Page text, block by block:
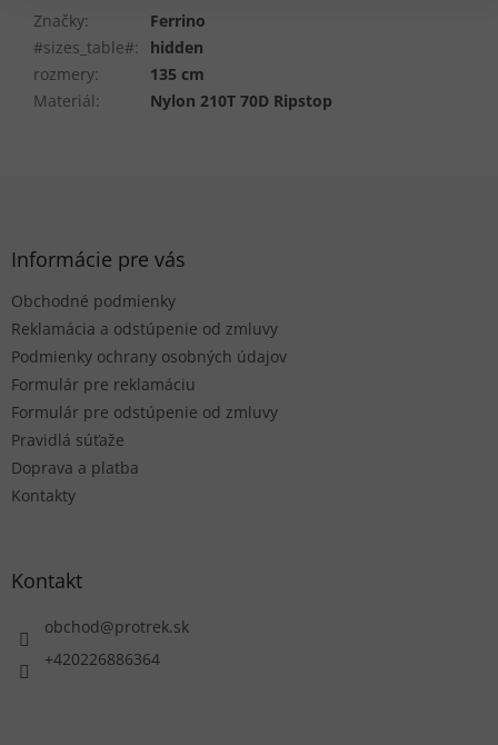
Značky:
Ferrino
#sizes_table#:
hidden
rozmery:
135 cm
Materiál: Nylon 210T 70D Ripstop
Informácie pre vás
Obchodné podmienky
Reklamácia a odstúpenie od zmluvy
Podmienky ochrany osobných údajov
Formulár pre reklamáciu
Formulár pre odstúpenie od zmluvy
Pravidlá súťaže
Doprava a platba
Kontakty
Kontakt
obchod@protrek.sk
+420226886364